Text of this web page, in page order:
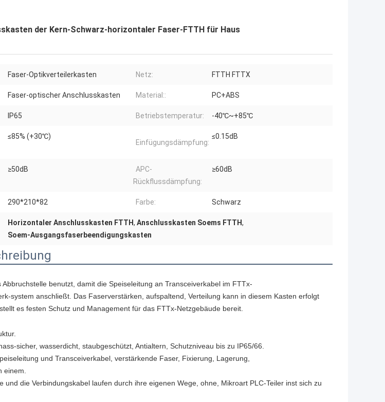
der Kern-Schwarz-horizontaler Faser-FTTH für Haus
Faser-Optikverteilerkasten Netz: FTTH FTTX
Faser-optischer Anschlusskasten Material:: PC+ABS
IP65 Betriebstemperatur: -40℃~+85℃
≤85% (+30℃)
Einfügungsdämpfung:
≤0.15dB
≥50dB
APC-
Rückflussdämpfung:
≥60dB
290*210*82 Farbe: Schwarz
Horizontaler Anschlusskasten FTTH, Anschlusskasten Soems FTTH,
Soem-Ausgangsfaserbeendigungskasten
Abbruchstelle benutzt, damit die Speiseleitung an Transceiverkabel im FTTx-
system anschließt. Das Faserverstärken, aufspaltend, Verteilung kann in diesem Kasten erfolgt
es festen Schutz und Management für das FTTx-Netzgebäude bereit.
sicher, wasserdicht, staubgeschützt, Antialtern, Schutzniveau bis zu IP65/66.
und Transceiverkabel, verstärkende Faser, Fixierung, Lagerung,
einem.
und die Verbindungskabel laufen durch ihre eigenen Wege, ohne, Mikroart PLC-Teiler inst sich zu